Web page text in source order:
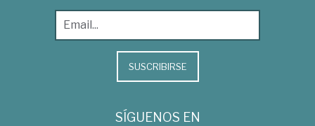
SUSCRIBIRSE
SÍGUENOS EN